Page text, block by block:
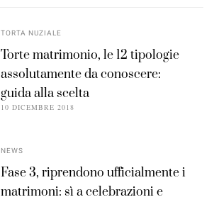
TORTA NUZIALE
Torte matrimonio, le 12 tipologie
assolutamente da conoscere:
guida alla scelta
10 DICEMBRE 2018
NEWS
Fase 3, riprendono ufficialmente i
matrimoni: sì a celebrazioni e